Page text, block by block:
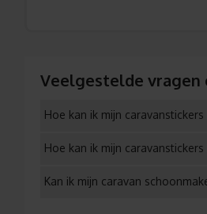
Veelgestelde vragen
Hoe kan ik mijn
Hoe kan ik mijn
Kan ik mijn caravan